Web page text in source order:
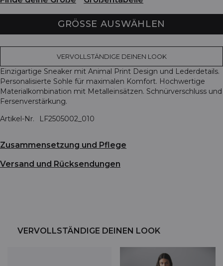
GRÖSSE AUSWÄHLEN
VERVOLLSTÄNDIGE DEINEN LOOK
Einzigartige Sneaker mit Animal Print Design und Lederdetails.
Personalisierte Sohle für maximalen Komfort. Hochwertige
Materialkombination mit Metalleinsätzen. Schnürverschluss und
Fersenverstärkung.
Artikel-Nr.
LF2505002_010
Zusammensetzung und Pflege
Versand und Rücksendungen
VERVOLLSTÄNDIGE DEINEN LOOK